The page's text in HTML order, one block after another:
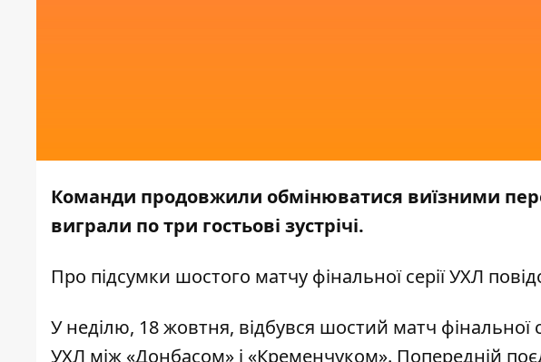
Команди продовжили обмінюватися виїзними
виграли по три гостьові зустрічі.
Про підсумки шостого матчу фінальної серії УХЛ
У неділю, 18 жовтня, відбувся шостий матч фінальної
УХЛ між «Донбасом» і «Кременчуком». Попередній